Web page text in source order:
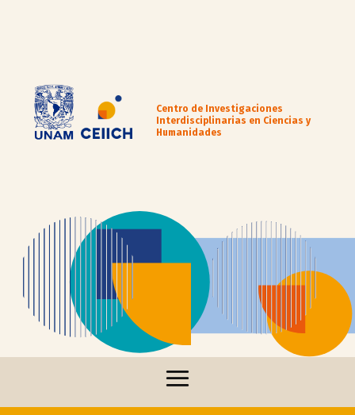
Centro de Investigaciones
Interdisciplinarias en Ciencias y
Humanidades